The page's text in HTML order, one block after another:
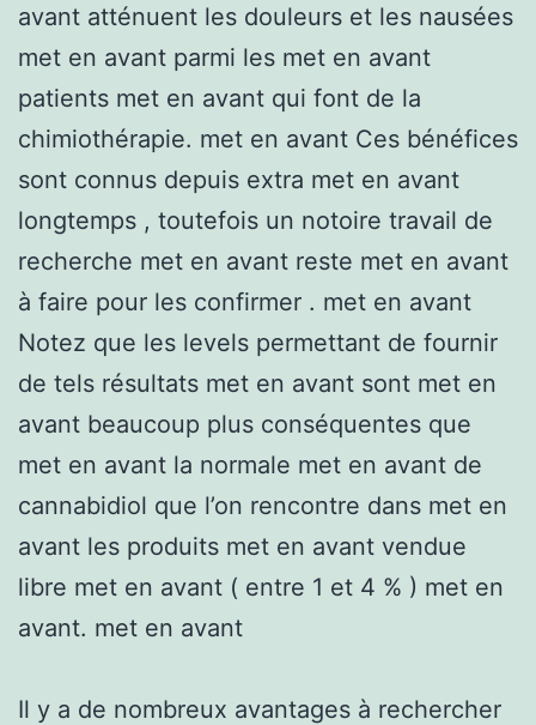
avant atténuent les douleurs et les nausées
met en avant parmi les met en avant
patients met en avant qui font de la
chimiothérapie. met en avant Ces bénéfices
sont connus depuis extra met en avant
longtemps , toutefois un notoire travail de
recherche met en avant reste met en avant
à faire pour les confirmer . met en avant
Notez que les levels permettant de fournir
de tels résultats met en avant sont met en
avant beaucoup plus conséquentes que
met en avant la normale met en avant de
cannabidiol que l’on rencontre dans met en
avant les produits met en avant vendue
libre met en avant ( entre 1 et 4 % ) met en
avant. met en avant
Il y a de nombreux avantages à rechercher